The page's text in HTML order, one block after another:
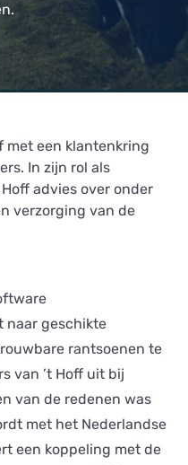
met een klantenkring
In zijn rol als
advies over onder
verzorging van de
naar geschikte
rantsoenen te
van ’t Hoff uit bij
van de redenen was
met het Nederlandse
een koppeling met de